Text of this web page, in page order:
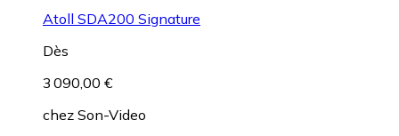
Atoll SDA200 Signature
Dès
3 090,00 €
chez Son-Video